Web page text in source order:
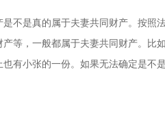
不是真的属于夫妻共同财产。按
等，一般都属于夫妻共同财产。
有小张的一份。如果无法确定是不